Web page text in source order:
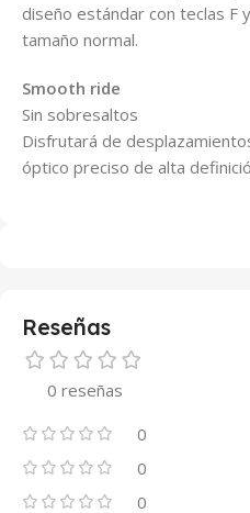
diseño estándar con teclas F
tamaño normal.
Smooth ride
Sin sobresaltos
Disfrutará de
óptico preciso de alta
Reseñas
0 reseñas
0
0
0